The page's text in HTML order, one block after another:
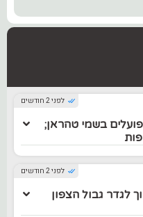
לפני 2 חודשים
בשמי טהראן;
לפני 2 חודשים
לגדר גבול הצפון